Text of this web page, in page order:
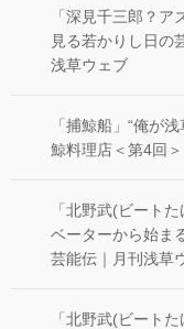
「深見千三郎？
見る若かりし日の
浅草ウェブ
「捕鯨船」“俺が
鯨料理店＜第4回
「北野武(ビート
ベーターから始ま
芸能伝｜月刊浅草
「北野武(ビート